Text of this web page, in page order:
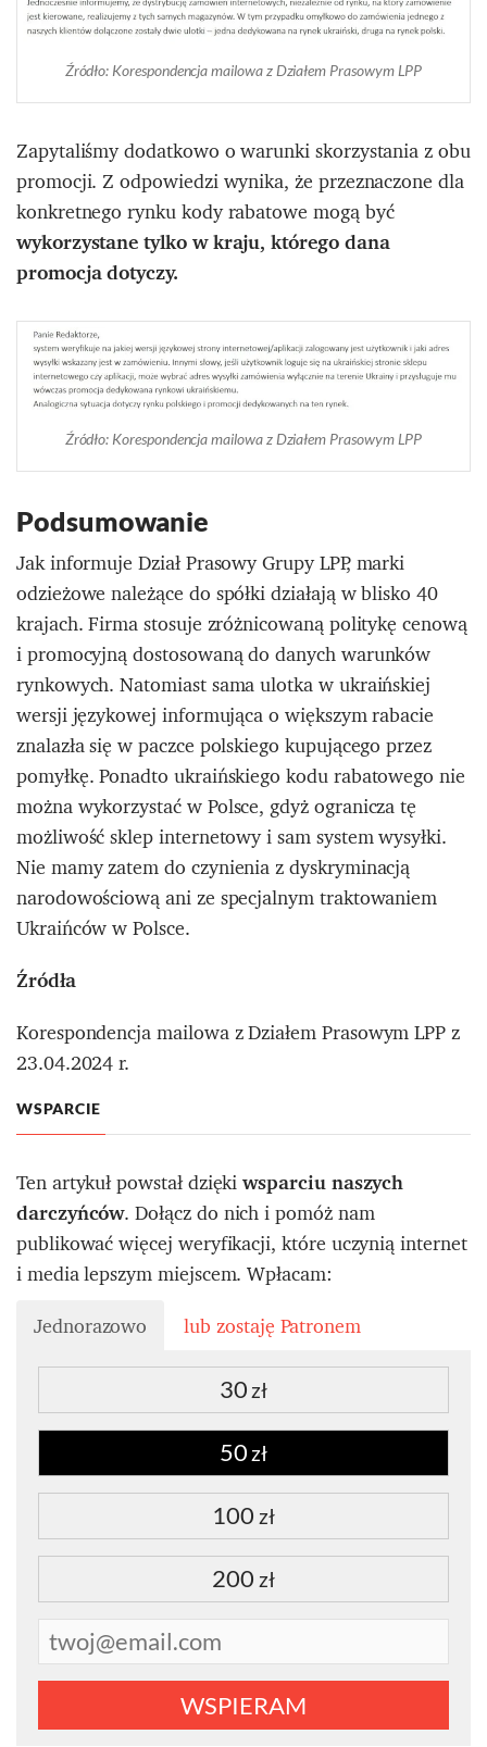
Źródło: Korespondencja mailowa z Działem Prasowym LPP
Zapytaliśmy dodatkowo o warunki skorzystania z obu
promocji. Z odpowiedzi wynika, że przeznaczone dla
konkretnego rynku kody rabatowe mogą być
wykorzystane tylko w kraju, którego dana
promocja dotyczy.
Źródło: Korespondencja mailowa z Działem Prasowym LPP
Podsumowanie
Jak informuje Dział Prasowy Grupy LPP, marki
odzieżowe należące do spółki działają w blisko 40
krajach. Firma stosuje zróżnicowaną politykę cenową
i promocyjną dostosowaną do danych warunków
rynkowych. Natomiast sama ulotka w ukraińskiej
wersji językowej informująca o większym rabacie
znalazła się w paczce polskiego kupującego przez
pomyłkę. Ponadto ukraińskiego kodu rabatowego nie
można wykorzystać w Polsce, gdyż ogranicza tę
możliwość sklep internetowy i sam system wysyłki.
Nie mamy zatem do czynienia z dyskryminacją
narodowościową ani ze specjalnym traktowaniem
Ukraińców w Polsce.
Źródła
Korespondencja mailowa z Działem Prasowym LPP z
23.04.2024 r.
WSPARCIE
Ten artykuł powstał dziękiwsparciu naszych
darczyńców. Dołącz do nich i pomóż nam
publikować więcej weryfikacji, które uczynią internet
i media lepszym miejscem. Wpłacam:
Jednorazowo
lub zostaję Patronem
30 zł
50 zł
100 zł
200 zł
WSPIERAM